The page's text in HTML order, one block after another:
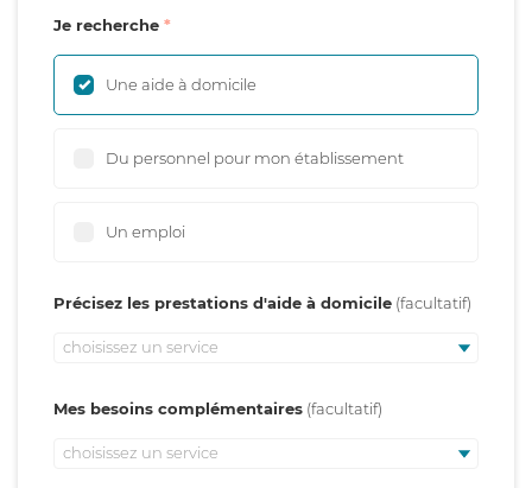
Je recherche
Une aide à domicile
Du personnel pour mon établissement
Un emploi
Précisez les prestations d'aide à domicile
choisissez un service
Mes besoins complémentaires
choisissez un service